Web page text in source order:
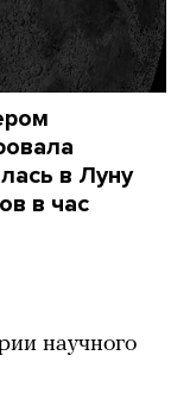
в Луну
в час
научного